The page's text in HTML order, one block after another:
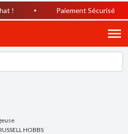
Paiement Sécurisé
HOBBS